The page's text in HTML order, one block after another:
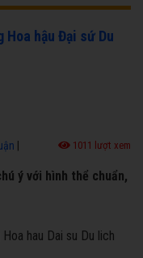
Hoa hậu Đại sứ Du
1011 lượt xem
ý với hình thể chuẩn,